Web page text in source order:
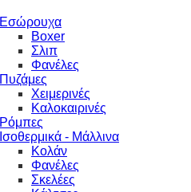
Εσώρουχα
Boxer
Σλιπ
Φανέλες
Πυζάμες
Χειμερινές
Καλοκαιρινές
Ρόμπες
Ισοθερμικά - Μάλλινα
Κολάν
Φανέλες
Σκελέες